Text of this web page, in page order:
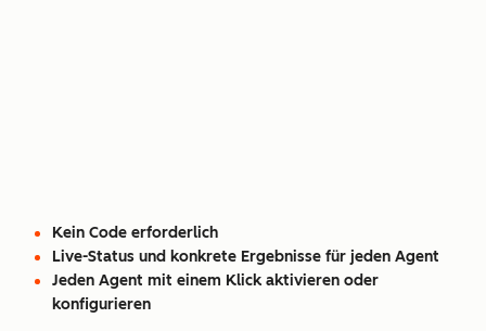
Kein Code erforderlich
Live-Status und konkrete Ergebnisse für jeden Agent
Jeden Agent mit einem Klick aktivieren oder
konfigurieren